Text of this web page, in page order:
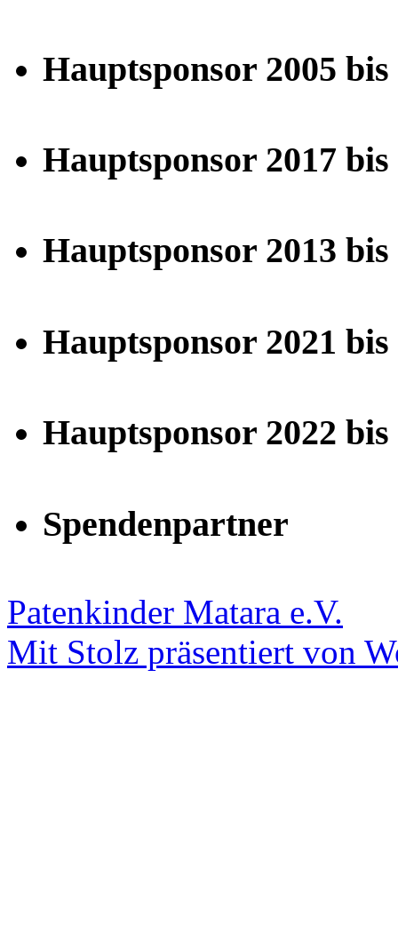
Hauptsponsor 2005 bis
Hauptsponsor 2017 bis
Hauptsponsor 2013 bis
Hauptsponsor 2021 bis
Hauptsponsor 2022 bis
Spendenpartner
Patenkinder Matara e.V.
Mit Stolz präsentiert von